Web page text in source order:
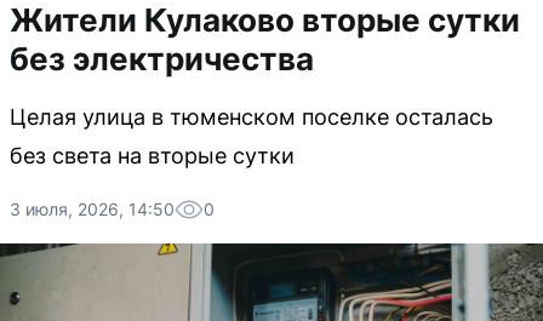
Жители Кулаково вторые сутки
без электричества
Целая улица в тюменском поселке осталась
без света на вторые сутки
3 июля, 2026, 14:50 0